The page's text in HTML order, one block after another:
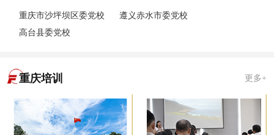
重庆市沙坪坝区委党校
遵义赤水市委党校
高台县委党校
重庆培训 更多+